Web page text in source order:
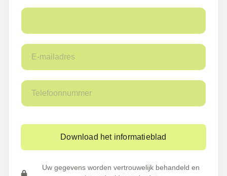
E
m
i
a
r
*
T
l
f
n
u
Download het informatieblad
Uw gegevens worden vertrouwelijk behandeld en